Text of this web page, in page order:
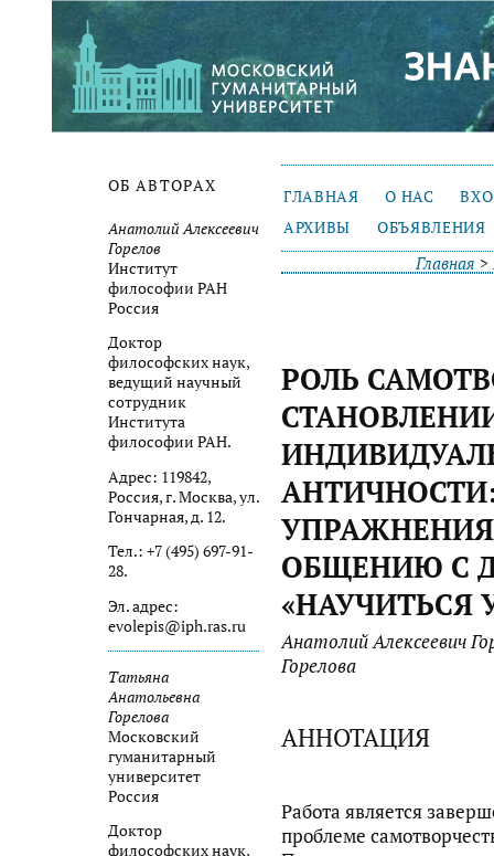
ОБ АВТОРАХ
Анатолий Алексеевич
Горелов
Институт
философии РАН
Россия
Доктор
философских наук,
ведущий научный
сотрудник
Института
философии РАН.
Адрес: 119842,
Россия, г. Москва, ул.
Гончарная, д. 12.
Тел.: +7 (495) 697-91-
28.
Эл. адрес:
evolepis@iph.ras.ru
Татьяна
Анатольевна
Горелова
Московский
гуманитарный
университет
Россия
Доктор
философских наук,
ГЛАВНАЯ О НАС
АРХИВЫ
ОБЪЯВЛЕНИЯ
Главная >
РОЛЬ
УПРАЖНЕНИЯ
ОБЩЕНИЮ С
«НАУЧИТЬСЯ
Анатолий Алексеевич
Горелова
АННОТАЦИЯ
Работа является
проблеме